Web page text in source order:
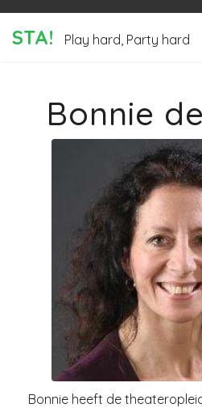
STA! Play hard, Party hard
Bonnie
Bonnie heeft de